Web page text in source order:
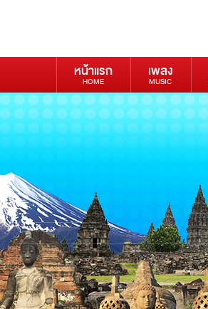
หน้าแรก
HOME
เพลง
MUSIC